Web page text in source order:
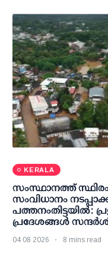
KERALA
സംസ്ഥാനത്ത്
സംവിധാനം
പത്തനംതിട്ടയില്‍:
പ്രദേശങ്ങള്‍
04 08 2026 8 mins read